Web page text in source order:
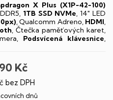
X Plus (X1P-42-100)
DDR5, 1TB SSD NVMe, 14" LED
, Qualcomm Adreno, HDMI,
, Čtečka paměťových karet,
Podsvícená klávesnice,
Kč
bez DPH
dnů